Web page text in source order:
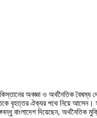
অবজ্ঞা ও অর্থনৈতিক বৈষম্য
বৃহত্তর ঐক্যর পথে নিয়ে আসেন।
বাংলাদেশ দিয়েছেন, অর্থনৈতিক